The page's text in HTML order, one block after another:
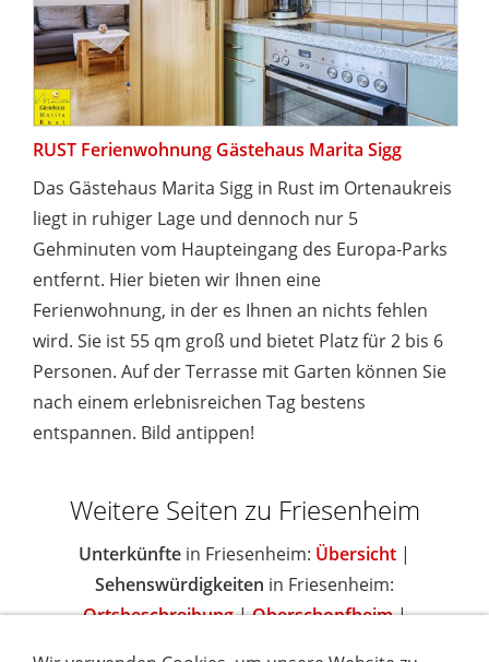
RUST Ferienwohnung Gästehaus Marita Sigg
Das Gästehaus Marita Sigg in Rust im Ortenaukreis
liegt in ruhiger Lage und dennoch nur 5
Gehminuten vom Haupteingang des Europa-Parks
entfernt. Hier bieten wir Ihnen eine
Ferienwohnung, in der es Ihnen an nichts fehlen
wird. Sie ist 55 qm groß und bietet Platz für 2 bis 6
Personen. Auf der Terrasse mit Garten können Sie
nach einem erlebnisreichen Tag bestens
entspannen. Bild antippen!
Weitere Seiten zu Friesenheim
Unterkünfte in Friesenheim: Übersicht |
Sehenswürdigkeiten in Friesenheim:
Ortsbeschreibung|Oberschopfheim|